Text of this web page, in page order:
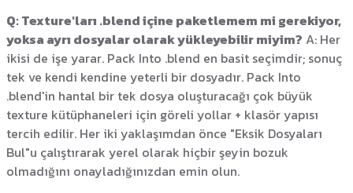
Q: Texture'ları .blend içine paketlemem mi gerekiyor,
yoksa ayrı dosyalar olarak yükleyebilir miyim? A: Her
ikisi de işe yarar. Pack Into .blend en basit seçimdir; sonuç
tek ve kendi kendine yeterli bir dosyadır. Pack Into
.blend'in hantal bir tek dosya oluşturacağı çok büyük
texture kütüphaneleri için göreli yollar + klasör yapısı
tercih edilir. Her iki yaklaşımdan önce "Eksik Dosyaları
Bul"u çalıştırarak yerel olarak hiçbir şeyin bozuk
olmadığını onayladığınızdan emin olun.